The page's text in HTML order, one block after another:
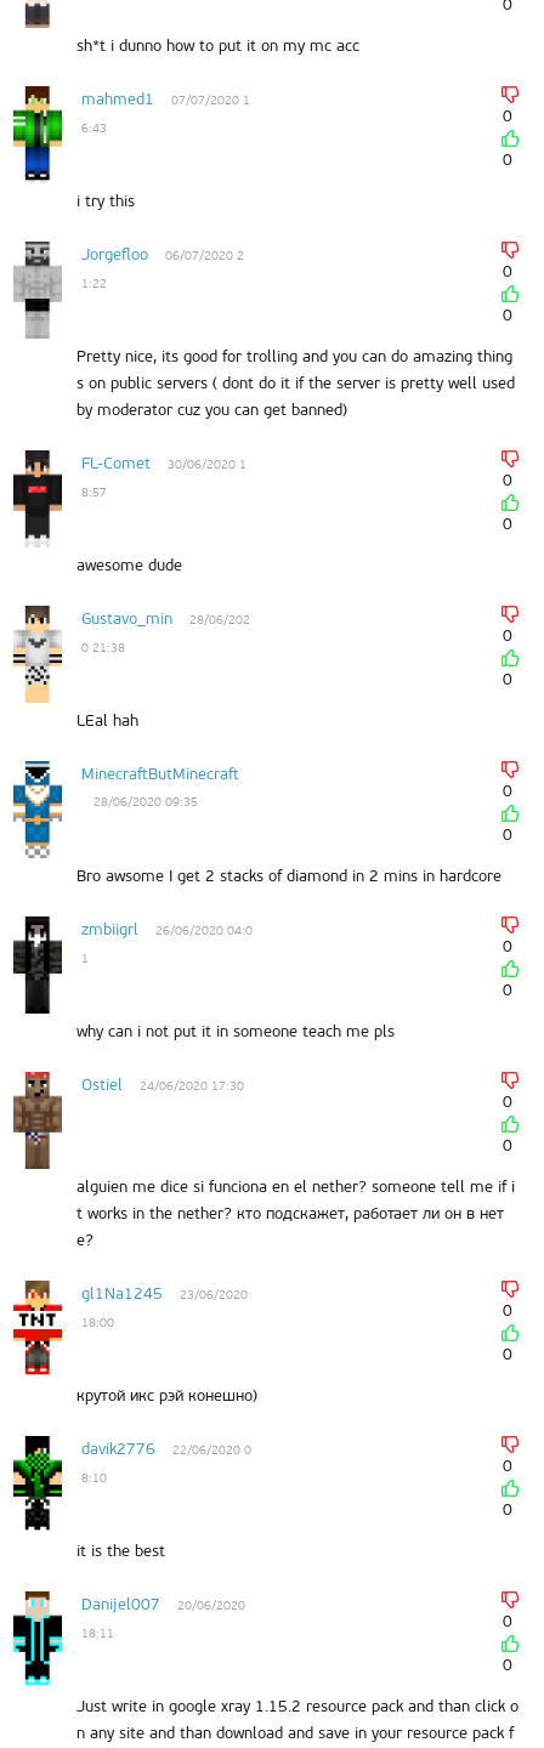
0
sh*t i dunno how to put it on my mc acc
mahmed1
07/07/2020 1
6:43
0
0
i try this
Jorgefloo
06/07/2020 2
1:22
0
0
Pretty nice, its good for trolling and you can do amazing thing
s on public servers ( dont do it if the server is pretty well used
by moderator cuz you can get banned)
FL-Comet
30/06/2020 1
8:57
0
0
awesome dude
Gustavo_min
28/06/202
0 21:38
0
0
LEal hah
MinecraftButMinecraft
28/06/2020 09:35
0
0
Bro awsome I get 2 stacks of diamond in 2 mins in hardcore
zmbiigrl
26/06/2020 04:0
1
0
0
why can i not put it in someone teach me pls
Ostiel 24/06/2020 17:30
0
0
alguien me dice si funciona en el nether? someone tell me if i
t works in the nether? кто подскажет, работает ли он в нет
е?
gl1Na1245
23/06/2020
18:00
0
0
крутой икс рэй конешно)
davik2776
22/06/2020 0
8:10
0
0
it is the best
Danijel007
20/06/2020
18:11
0
0
Just write in google xray 1.15.2 resource pack and than click o
n any site and than download and save in your resource pack f